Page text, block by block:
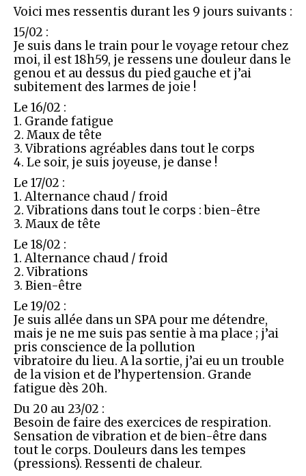
Voici mes ressentis durant les 9 jours suivants :
15/02 :
Je suis dans le train pour le voyage retour chez
moi, il est 18h59, je ressens une douleur dans le
genou et au dessus du pied gauche et j’ai
subitement des larmes de joie !
Le 16/02 :
1. Grande fatigue
2. Maux de tête
3. Vibrations agréables dans tout le corps
4. Le soir, je suis joyeuse, je danse !
Le 17/02 :
1. Alternance chaud / froid
2. Vibrations dans tout le corps : bien-être
3. Maux de tête
Le 18/02 :
1. Alternance chaud / froid
2. Vibrations
3. Bien-être
Le 19/02 :
Je suis allée dans un SPA pour me détendre,
mais je ne me suis pas sentie à ma place ; j’ai
pris conscience de la pollution
vibratoire du lieu. A la sortie, j’ai eu un trouble
de la vision et de l’hypertension. Grande
fatigue dès 20h.
Du 20 au 23/02 :
Besoin de faire des exercices de respiration.
Sensation de vibration et de bien-être dans
tout le corps. Douleurs dans les tempes
(pressions). Ressenti de chaleur.